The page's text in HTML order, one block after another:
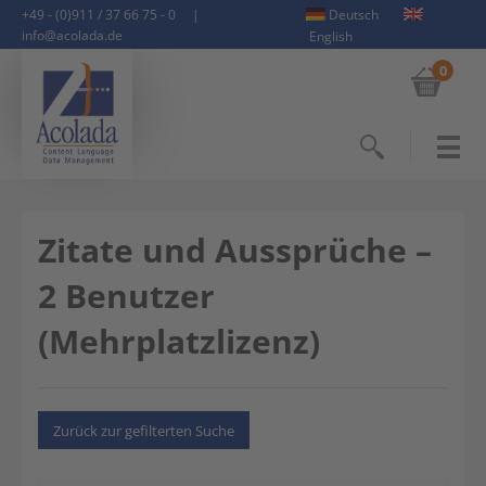
+49 - (0)911 / 37 66 75 - 0
|
info@acolada.de
Deutsch
English
0
Zitate und Aussprüche –
2 Benutzer
(Mehrplatzlizenz)
Zurück zur gefilterten Suche